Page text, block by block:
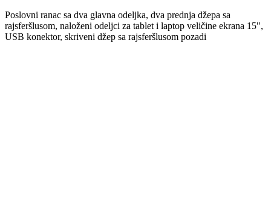
Poslovni ranac sa dva glavna odeljka, dva prednja džepa sa
rajsferšlusom, naloženi odeljci za tablet i laptop veličine ekrana 15",
USB konektor, skriveni džep sa rajsferšlusom pozadi